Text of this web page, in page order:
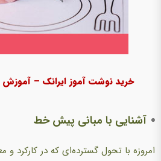
خرید نوشت آموز ایرانک –
آشنایی با مبانی پیش خط
امروزه با تحول گسترده‌ای که در کارکرد و